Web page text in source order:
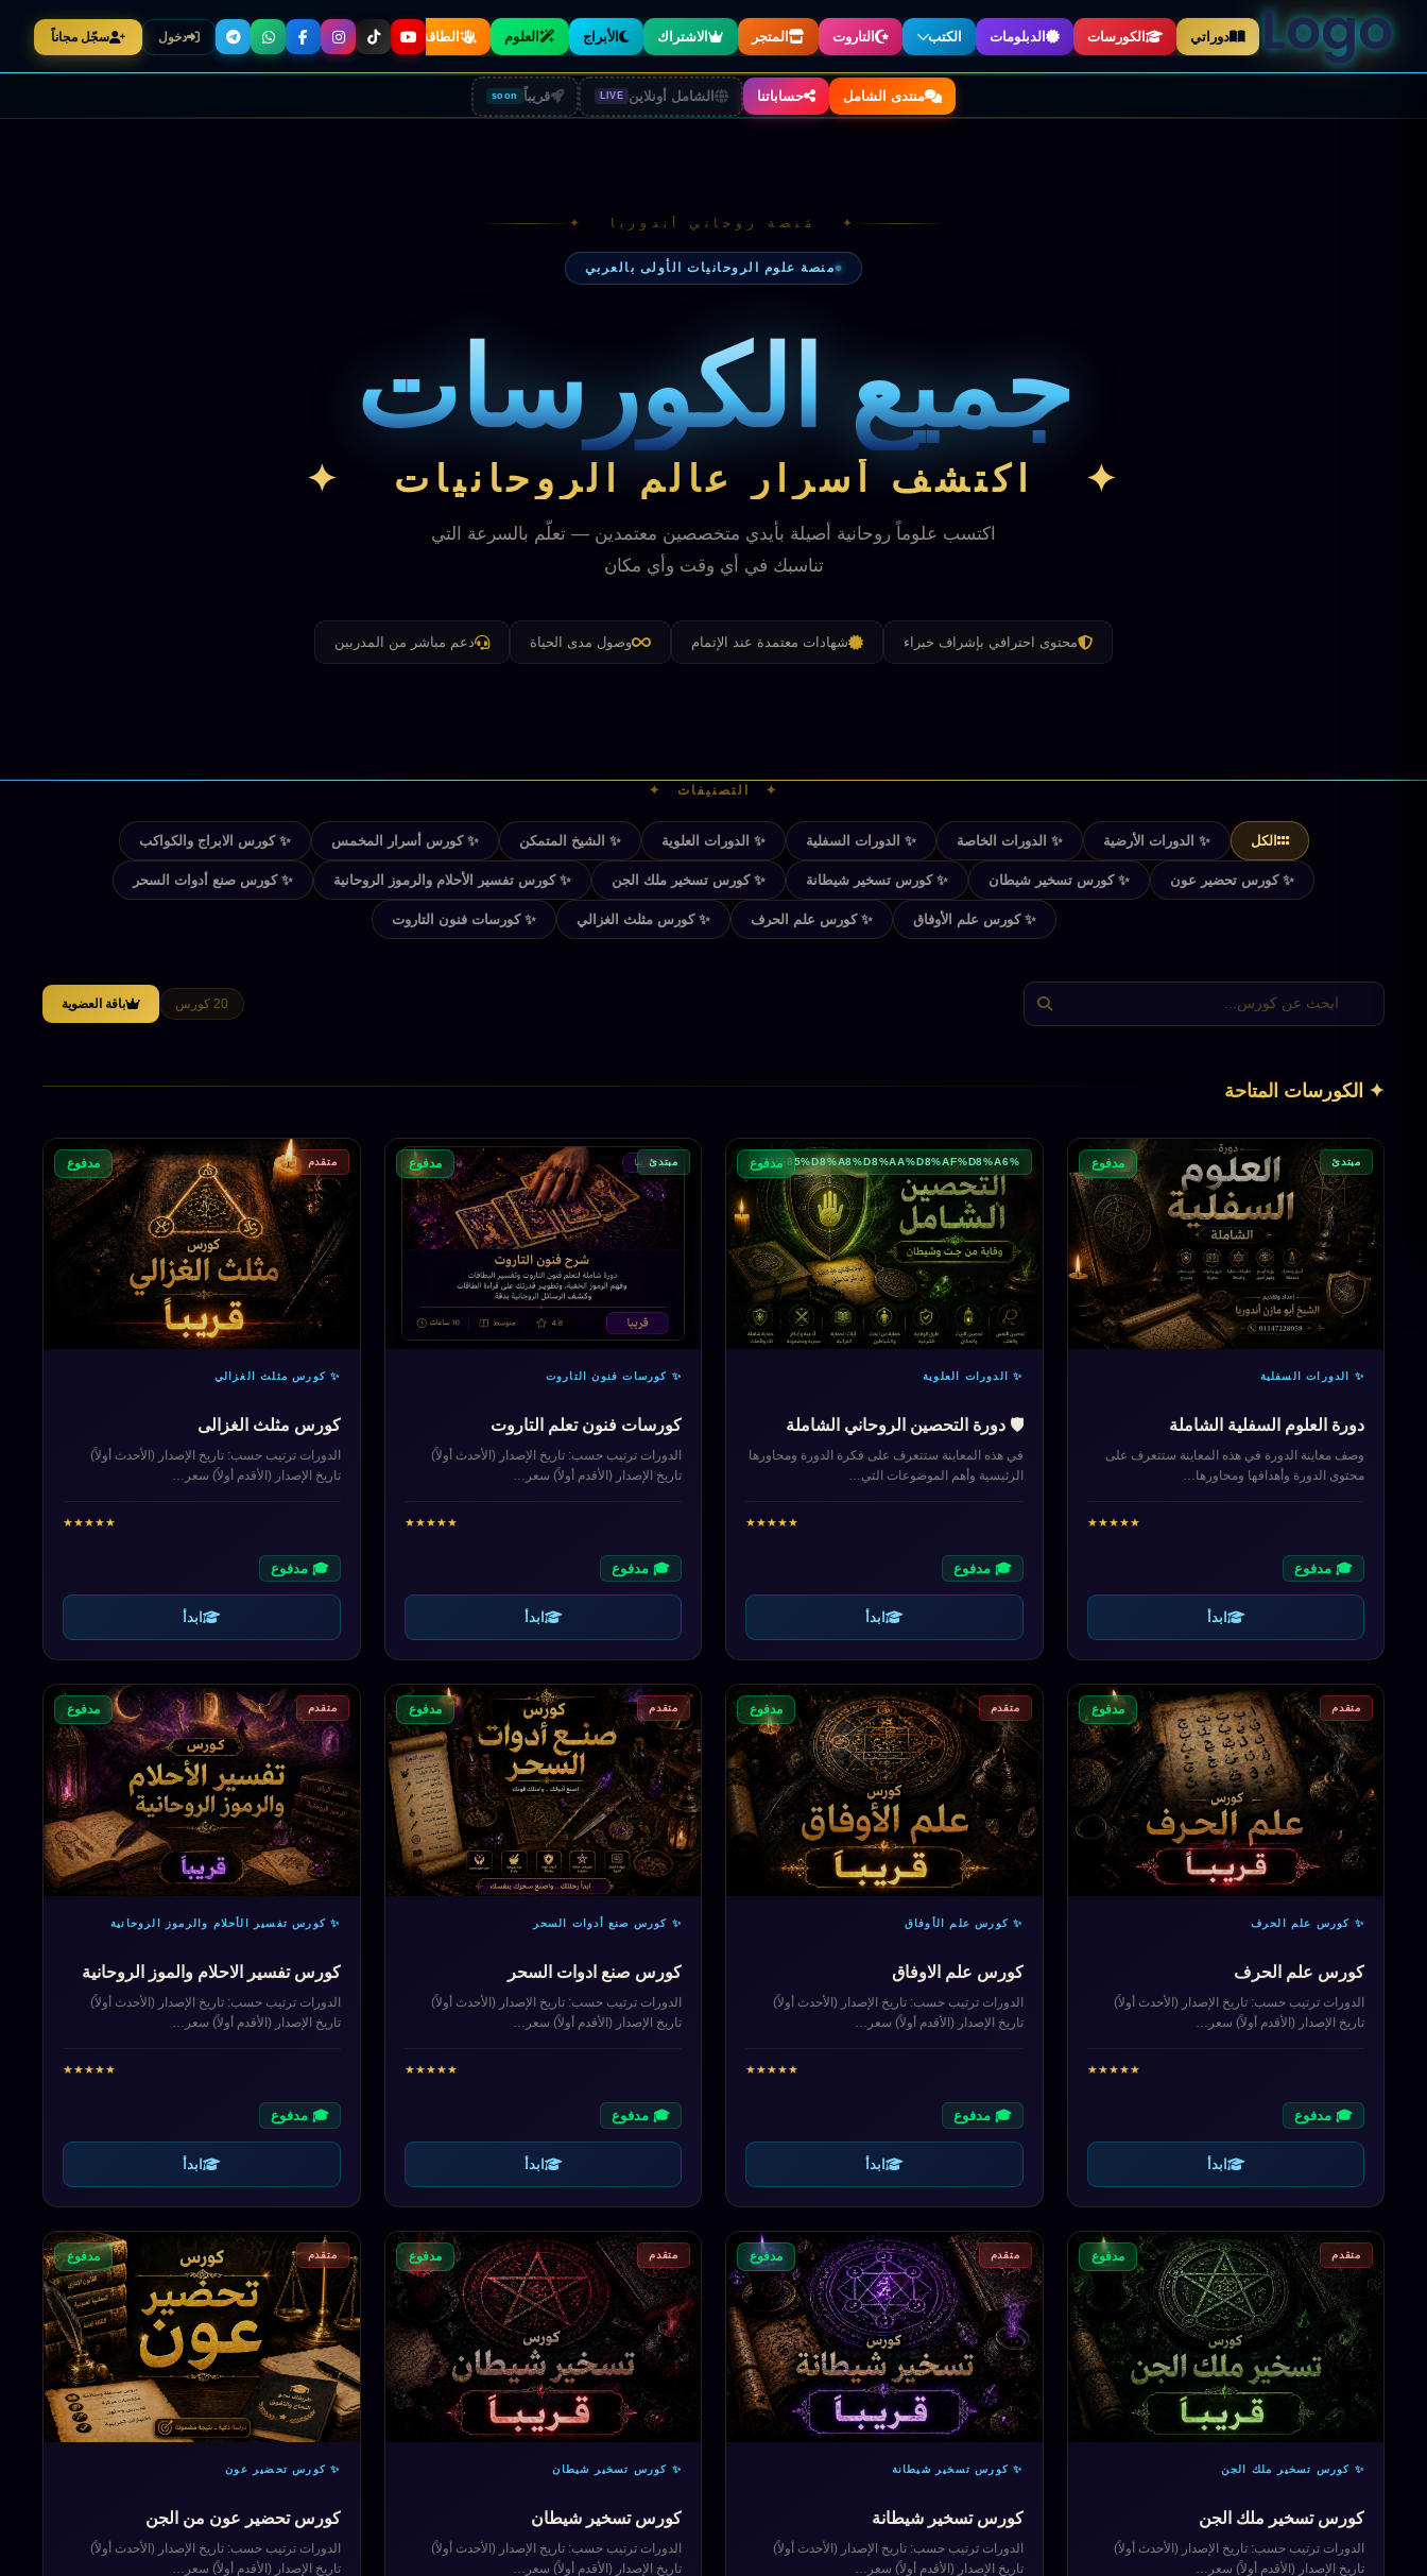
دوراتي الكورسات الدبلومات الكتب
الكتب والملحقات
تصفّح جميع الأقسام
نوت ومذكرات
دروس اليوتيوب
التاروت المتجر الاشتراك الأبراج العلوم الطاقة التصنيفات دخول سجّل مجاناً
منتدى الشامل حساباتنا الشامل أونلاين LIVE قريباً soon
✦ مَنصة روحاني أندوريا ✦
منصة علوم الروحانيات الأولى بالعربي
جميع الكورسات
✦ اكتشف أسرار عالم الروحانيات ✦
اكتسب علوماً روحانية أصيلة بأيدي متخصصين معتمدين — تعلّم بالسرعة التي
تناسبك في أي وقت وأي مكان
محتوى احترافي بإشراف خبراء شهادات معتمدة عند الإتمام وصول مدى الحياة دعم مباشر من المدربين
✦ التصنيفات ✦
الكل ✨ الدورات الأرضية ✨ الدورات الخاصة ✨ الدورات السفلية ✨ الدورات العلوية ✨ الشيخ المتمكن ✨ كورس أسرار المخمس ✨ كورس الابراج والكواكب
✨ كورس تحضير عون ✨ كورس تسخير شيطان ✨ كورس تسخير شيطانة ✨ كورس تسخير ملك الجن ✨ كورس تفسير الأحلام والرموز الروحانية ✨ كورس صنع أدوات السحر
✨ كورس علم الأوفاق ✨ كورس علم الحرف ✨ كورس مثلث الغزالي ✨ كورسات فنون التاروت
20 كورس باقة العضوية
✦ الكورسات المتاحة
مبتدئ مدفوع
✨ الدورات السفلية
دورة العلوم السفلية الشاملة
وصف معاينة الدورة في هذه المعاينة ستتعرف على
محتوى الدورة وأهدافها ومحاورها…
★
★
★
★
★
🎓 مدفوع
ابدأ
%D9%85%D8%A8%D8%AA%D8%AF%D8%A6 مدفوع
✨ الدورات العلوية
🛡️ دورة التحصين الروحاني الشاملة
في هذه المعاينة ستتعرف على فكرة الدورة ومحاورها
الرئيسية وأهم الموضوعات التي…
★
★
★
★
★
🎓 مدفوع
ابدأ
مبتدئ مدفوع
✨ كورسات فنون التاروت
كورسات فنون تعلم التاروت
الدورات ترتيب حسب: تاريخ الإصدار (الأحدث أولاً)
تاريخ الإصدار (الأقدم أولاً) سعر…
★
★
★
★
★
🎓 مدفوع
ابدأ
متقدم مدفوع
✨ كورس مثلث الغزالي
كورس مثلث الغزالى
الدورات ترتيب حسب: تاريخ الإصدار (الأحدث أولاً)
تاريخ الإصدار (الأقدم أولاً) سعر…
★
★
★
★
★
🎓 مدفوع
ابدأ
متقدم مدفوع
✨ كورس علم الحرف
كورس علم الحرف
الدورات ترتيب حسب: تاريخ الإصدار (الأحدث أولاً)
تاريخ الإصدار (الأقدم أولاً) سعر…
★
★
★
★
★
🎓 مدفوع
ابدأ
متقدم مدفوع
✨ كورس علم الأوفاق
كورس علم الاوفاق
الدورات ترتيب حسب: تاريخ الإصدار (الأحدث أولاً)
تاريخ الإصدار (الأقدم أولاً) سعر…
★
★
★
★
★
🎓 مدفوع
ابدأ
متقدم مدفوع
✨ كورس صنع أدوات السحر
كورس صنع ادوات السحر
الدورات ترتيب حسب: تاريخ الإصدار (الأحدث أولاً)
تاريخ الإصدار (الأقدم أولاً) سعر…
★
★
★
★
★
🎓 مدفوع
ابدأ
متقدم مدفوع
✨ كورس تفسير الأحلام والرموز الروحانية
كورس تفسير الاحلام والموز الروحانية
الدورات ترتيب حسب: تاريخ الإصدار (الأحدث أولاً)
تاريخ الإصدار (الأقدم أولاً) سعر…
★
★
★
★
★
🎓 مدفوع
ابدأ
متقدم مدفوع
✨ كورس تسخير ملك الجن
كورس تسخير ملك الجن
الدورات ترتيب حسب: تاريخ الإصدار (الأحدث أولاً)
تاريخ الإصدار (الأقدم أولاً) سعر…
متقدم مدفوع
✨ كورس تسخير شيطانة
كورس تسخير شيطانة
الدورات ترتيب حسب: تاريخ الإصدار (الأحدث أولاً)
تاريخ الإصدار (الأقدم أولاً) سعر…
متقدم مدفوع
✨ كورس تسخير شيطان
كورس تسخير شيطان
الدورات ترتيب حسب: تاريخ الإصدار (الأحدث أولاً)
تاريخ الإصدار (الأقدم أولاً) سعر…
متقدم مدفوع
✨ كورس تحضير عون
كورس تحضير عون من الجن
الدورات ترتيب حسب: تاريخ الإصدار (الأحدث أولاً)
تاريخ الإصدار (الأقدم أولاً) سعر…